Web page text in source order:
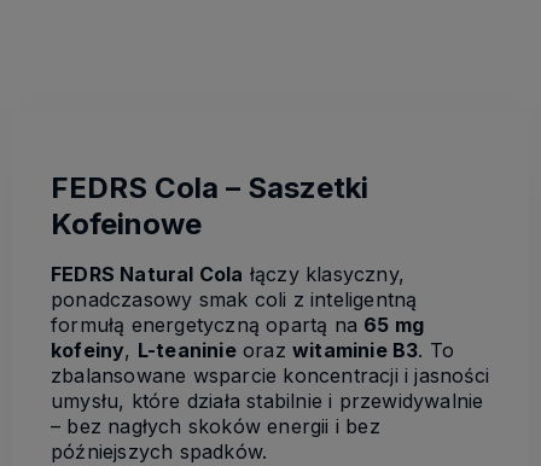
FEDRS Cola – Saszetki
Kofeinowe
FEDRS Natural Cola łączy klasyczny,
ponadczasowy smak coli z inteligentną
formułą energetyczną opartą na 65 mg
kofeiny, L-teaninieorazwitaminie B3. To
zbalansowane wsparcie koncentracji i jasności
umysłu, które działa stabilnie i przewidywalnie
– bez nagłych skoków energii i bez
późniejszych spadków.